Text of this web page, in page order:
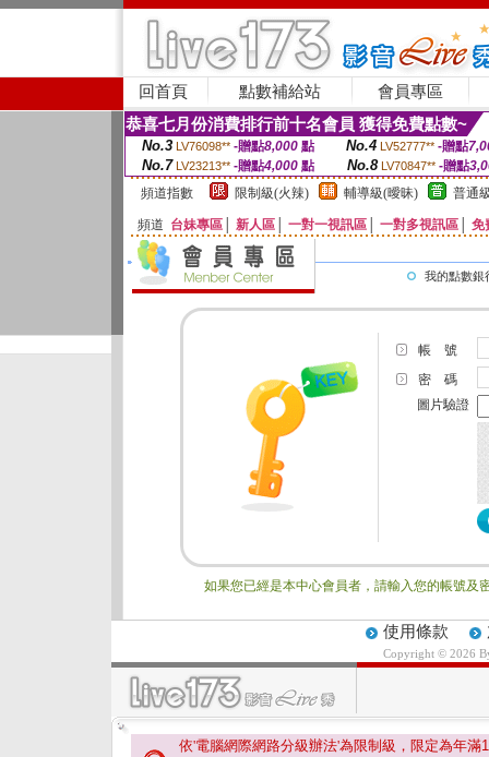
回首頁 點數補給站 會員專區
恭喜七月份消費排行前十名會員 獲得免費點數~
No.3 LV76098** -贈點8,000點 No.4 LV52777** -贈點
No.7 LV23213** -贈點4,000 點 No.8 LV70847** -贈點
頻道指數
限制級(火辣) 輔導級(曖昧) 普通
頻道 台妹專區 新人區 一對一視訊區 一對多視訊區 免
我的點數銀
帳 號
密 碼
圖片驗證
如果您已經是本中心會員者，請輸入您的帳號及
使用條款
Copyright © 2026
依'電腦網際網路分級辦法'為限制級，限定為年滿